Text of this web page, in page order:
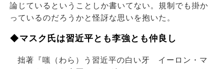
論じているということしか書いてない。規制でも掛か
っているのだろうかと怪訝な思いを抱いた。
◆マスク氏は習近平とも李強とも仲良し
拙著『嗤（わら）う習近平の白い牙 イーロン・マ